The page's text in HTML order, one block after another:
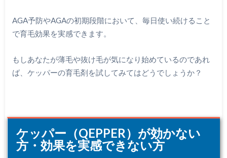
AGA予防やAGAの初期段階において、毎日使い続けること
で育毛効果を実感できます。
もしあなたが薄毛や抜け毛が気になり始めているのであれ
ば、ケッパーの育毛剤を試してみてはどうでしょうか？
ケッパー（QEPPER）が効かない
方・効果を実感できない方